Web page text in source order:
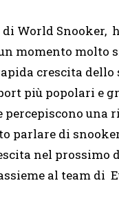
World Snooker,
momento
crescita
più popolari e
percepiscono
parlare di
nel prossimo
al team di